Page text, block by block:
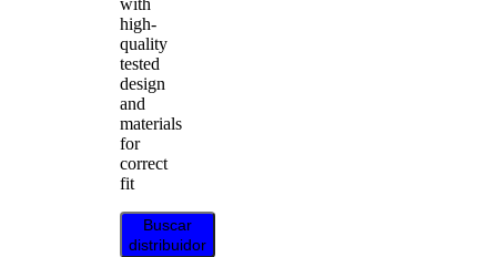
high-
quality
tested
design
and
materials
for
correct
fit
Buscar
distribuidor